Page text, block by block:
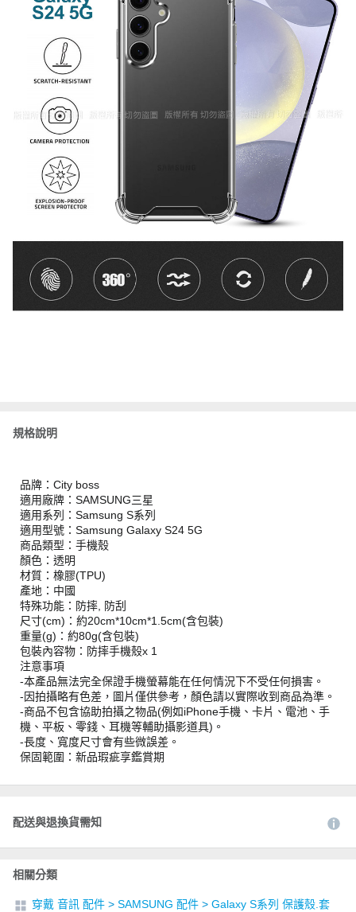
規格說明
品牌：City boss
適用廠牌：SAMSUNG三星
適用系列：Samsung S系列
適用型號：Samsung Galaxy S24 5G
商品類型：手機殼
顏色：透明
材質：橡膠(TPU)
產地：中國
特殊功能：防摔, 防刮
尺寸(cm)：約20cm*10cm*1.5cm(含包裝)
重量(g)：約80g(含包裝)
包裝內容物：防摔手機殼x 1
注意事項
-本產品無法完全保證手機螢幕能在任何情況下不受任何損害。
-因拍攝略有色差，圖片僅供參考，顏色請以實際收到商品為準。
-商品不包含協助拍攝之物品(例如iPhone手機、卡片、電池、手
機、平板、零錢、耳機等輔助攝影道具)。
-長度、寬度尺寸會有些微誤差。
保固範圍：新品瑕疵享鑑賞期
配送與退換貨需知
相關分類
穿戴 音訊 配件 > SAMSUNG 配件 > Galaxy S系列 保護殼.套